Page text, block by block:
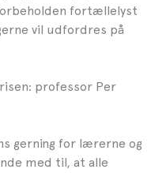
fortællelyst
vil udfordres på
professor Per
gerning for lærerne og
med til, at alle